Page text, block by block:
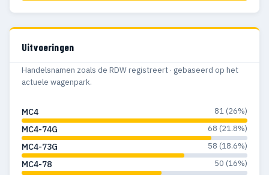
Uitvoeringen
Handelsnamen zoals de RDW registreert · gebaseerd op het
actuele wagenpark.
MC4 81 (26%)
MC4-74G 68 (21.8%)
MC4-73G 58 (18.6%)
MC4-78 50 (16%)